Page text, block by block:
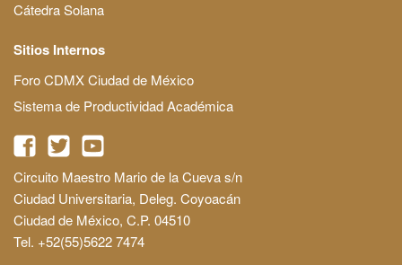
Cátedra Solana
Sitios Internos
Foro CDMX Ciudad de México
Sistema de Productividad Académica
Circuito Maestro Mario de la Cueva s/n
Ciudad Universitaria, Deleg. Coyoacán
Ciudad de México, C.P. 04510
Tel. +52(55)5622 7474